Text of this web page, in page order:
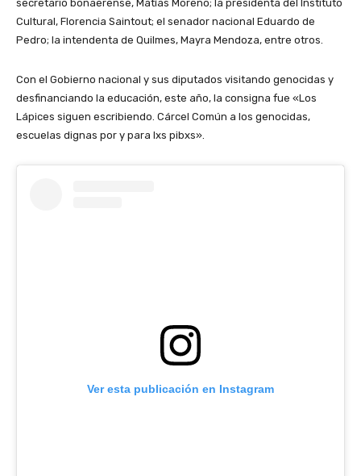
secretario bonaerense, Matías Moreno; la presidenta del Instituto
Cultural, Florencia Saintout; el senador nacional Eduardo de
Pedro; la intendenta de Quilmes, Mayra Mendoza, entre otros.
Con el Gobierno nacional y sus diputados visitando genocidas y
desfinanciando la educación, este año, la consigna fue «Los
Lápices siguen escribiendo. Cárcel Común a los genocidas,
escuelas dignas por y para lxs pibxs».
Ver esta publicación en Instagram